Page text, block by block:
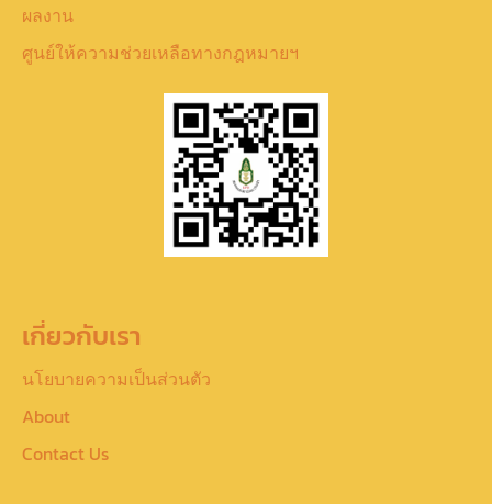
ผลงาน
ศูนย์ให้ความช่วยเหลือทางกฎหมายฯ
เกี่ยวกับเรา
นโยบายความเป็นส่วนตัว
About
Contact Us